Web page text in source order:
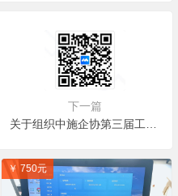
下一篇
￥ 750元